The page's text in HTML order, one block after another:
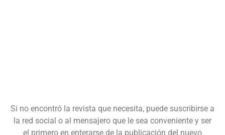
Si no encontró la revista que necesita, puede suscribirse a
la red social o al mensajero que le sea conveniente y ser
el primero en enterarse de la publicación del nuevo